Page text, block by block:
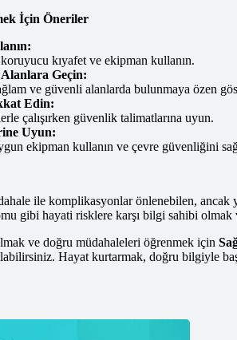
İçin Öneriler
kıyafet ve ekipman kullanın.
Geçin:
ve güvenli alanlarda bulunmaya özen
Edin:
çalışırken güvenlik talimatlarına uyun.
Uyun:
ekipman kullanın ve çevre güvenliğini
ile komplikasyonlar önlenebilen,
gibi hayati risklere karşı bilgi sahibi
ve doğru müdahaleleri öğrenmek için
Hayat kurtarmak, doğru bilgiyle